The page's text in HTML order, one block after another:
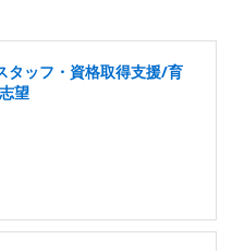
タッフ・資格取得支援/育
望